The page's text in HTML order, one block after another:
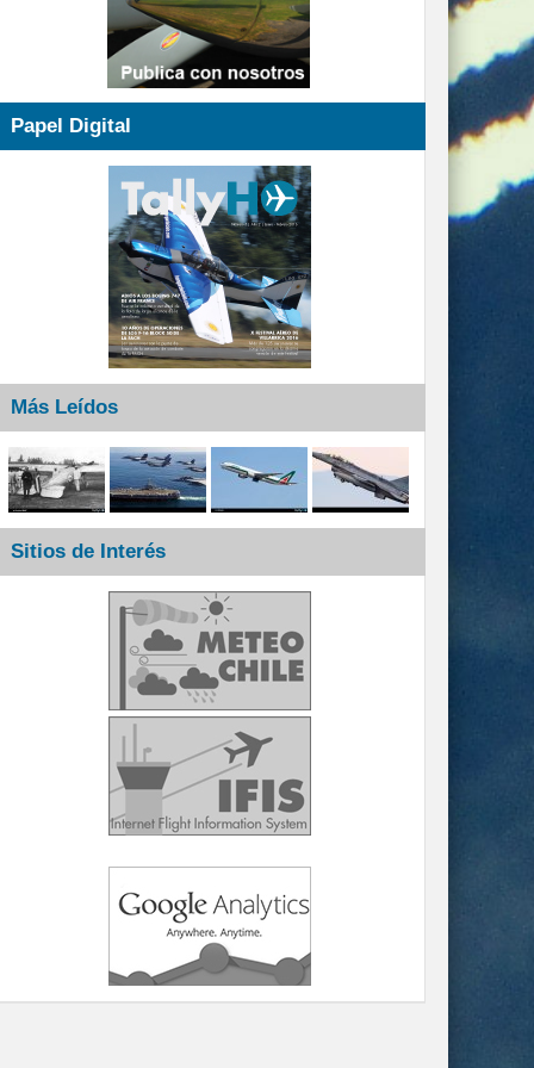
Papel Digital
Más Leídos
Sitios de Interés